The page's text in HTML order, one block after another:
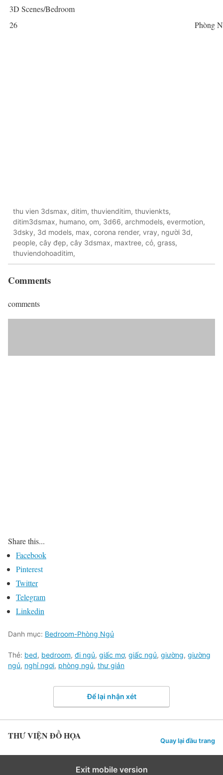
3D Scenes/Bedroom
26
Phòng
thu vien 3dsmax, ditim, thuvienditim, thuvienkts,
ditim3dsmax, humano, om, 3d66, archmodels, evermotion,
3dsky, 3d models, max, corona render, vray, người 3d,
people, cây đẹp, cây 3dsmax, maxtree, cỏ, grass,
thuviendohoaditim,
Comments
comments
Share this...
Facebook
Pinterest
Twitter
Telegram
Linkedin
Danh mục: Bedroom-Phòng Ngủ
Thẻ: bed, bedroom, đi ngủ, giấc mơ, giấc ngủ, giường, giường
ngủ, nghỉ ngơi, phòng ngủ, thư giản
Để lại nhận xét
THƯ VIỆN ĐỒ HỌA Quay lại đầu trang
Exit mobile version